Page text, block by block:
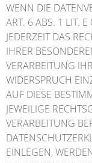
WENN DIE
ART. 6 ABS. 1 LIT. E
JEDERZEIT DAS
IHRER
VERARBEITUNG
WIDERSPRUCH
AUF DIESE
JEWEILIGE
VERARBEITUNG
EINLEGEN,